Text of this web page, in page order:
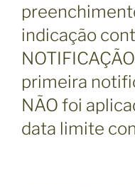
indicação
primeira
NÃO foi
data limite